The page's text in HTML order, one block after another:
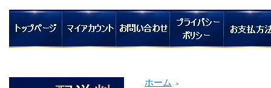
ホーム ＞